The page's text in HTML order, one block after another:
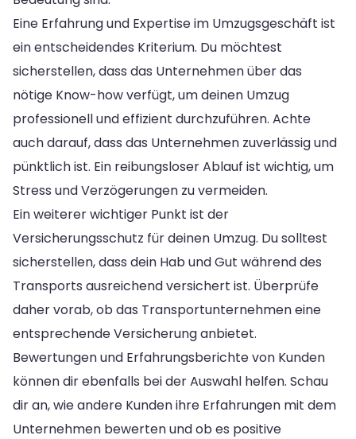
Eine Erfahrung und Expertise im Umzugsgeschäft ist
ein entscheidendes Kriterium. Du möchtest
sicherstellen, dass das Unternehmen über das
nötige Know-how verfügt, um deinen Umzug
professionell und effizient durchzuführen. Achte
auch darauf, dass das Unternehmen zuverlässig und
pünktlich ist. Ein reibungsloser Ablauf ist wichtig, um
Stress und Verzögerungen zu vermeiden.
Ein weiterer wichtiger Punkt ist der
Versicherungsschutz für deinen Umzug. Du solltest
sicherstellen, dass dein Hab und Gut während des
Transports ausreichend versichert ist. Überprüfe
daher vorab, ob das Transportunternehmen eine
entsprechende Versicherung anbietet.
Bewertungen und Erfahrungsberichte von Kunden
können dir ebenfalls bei der Auswahl helfen. Schau
dir an, wie andere Kunden ihre Erfahrungen mit dem
Unternehmen bewerten und ob es positive